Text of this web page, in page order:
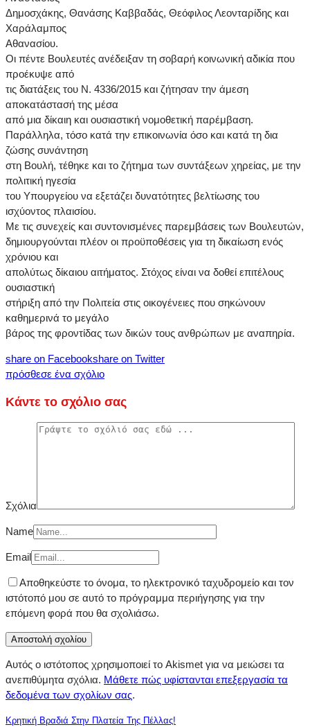
Δημοσχάκης, Θανάσης Καββαδάς, Θεόφιλος Λεονταρίδης και
Χαράλαμπος
Αθανασίου.
Οι πέντε Βουλευτές ανέδειξαν τη σοβαρή κοινωνική αδικία που
προέκυψε από
τις διατάξεις του Ν. 4336/2015 και ζήτησαν την άμεση
αποκατάστασή της μέσα
από μια δίκαιη και ουσιαστική νομοθετική παρέμβαση.
Παράλληλα, τόσο κατά την επικοινωνία όσο και κατά τη δια
ζώσης συνάντηση
στη Βουλή, τέθηκε και το ζήτημα των συντάξεων χηρείας, με την
πολιτική ηγεσία
του Υπουργείου να εξετάζει δυνατότητες βελτίωσης του
ισχύοντος πλαισίου.
Με τις συνεχείς και συντονισμένες παρεμβάσεις των Βουλευτών,
δημιουργούνται πλέον οι προϋποθέσεις για τη δικαίωση ενός
χρόνιου και
απολύτως δίκαιου αιτήματος. Στόχος είναι να δοθεί επιτέλους
ουσιαστική
στήριξη από την Πολιτεία στις οικογένειες που σηκώνουν
καθημερινά το μεγάλο
βάρος της φροντίδας των δικών τους ανθρώπων με αναπηρία.
share on Facebookshare on Twitter
πρόσθεσε ένα σχόλιο
Κάντε το σχόλιο σας
Σχόλια
Name
Email
Αποθηκεύστε το όνομα, το ηλεκτρονικό ταχυδρομείο και τον
ιστότοπό μου σε αυτό το πρόγραμμα περιήγησης για την
επόμενη φορά που θα σχολιάσω.
Αυτός ο ιστότοπος χρησιμοποιεί το Akismet για να μειώσει τα
ανεπιθύμητα σχόλια. Μάθετε πώς υφίστανται επεξεργασία τα
δεδομένα των σχολίων σας.
Κρητική Βραδιά Στην Πλατεία Της Πέλλας!